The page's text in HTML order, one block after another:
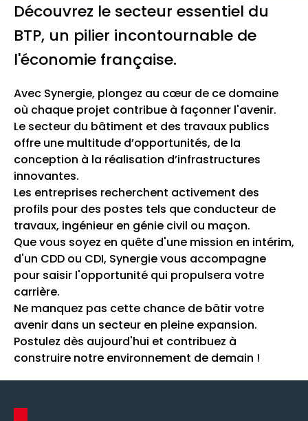
Découvrez le secteur essentiel du
BTP, un pilier incontournable de
l'économie française.
Avec Synergie, plongez au cœur de ce domaine
où chaque projet contribue à façonner l'avenir.
Le secteur du bâtiment et des travaux publics
offre une multitude d’opportunités, de la
conception à la réalisation d’infrastructures
innovantes.
Les entreprises recherchent activement des
profils pour des postes tels que conducteur de
travaux, ingénieur en génie civil ou maçon.
Que vous soyez en quête d'une mission en intérim,
d'un CDD ou CDI, Synergie vous accompagne
pour saisir l'opportunité qui propulsera votre
carrière.
Ne manquez pas cette chance de bâtir votre
avenir dans un secteur en pleine expansion.
Postulez dès aujourd'hui et contribuez à
construire notre environnement de demain !